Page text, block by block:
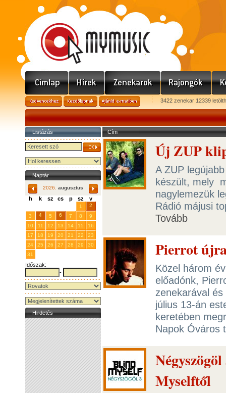
3422 zenekar 12339
Listázás
Naptár
2026. augusztus
h k sz cs p sz v
1
2
3
4 5 6 7 8
9
10
11 12 13 14 15
16
17
18 19 20 21 22
23
24
25 26 27 28 29
30
31
Időszak:
-
Hirdetés
Cím
Új ZUP
A ZUP
készült, mely
nagylemezük
Rádió májusi
Tovább
Pierrot
Közel három
előadónk,
zenekarával
július 13-án
keretében
Napok Óváros
Myselftől